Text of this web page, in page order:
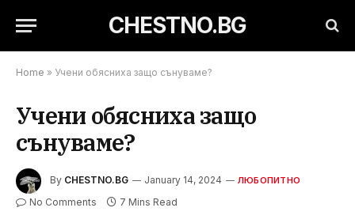
CHESTNO.BG
Home » Учени обясниха защо сънуваме?
Учени обясниха защо
сънуваме?
By CHESTNO.BG January 14, 2024 ЛЮБОПИТНО
No Comments 7 Mins Read